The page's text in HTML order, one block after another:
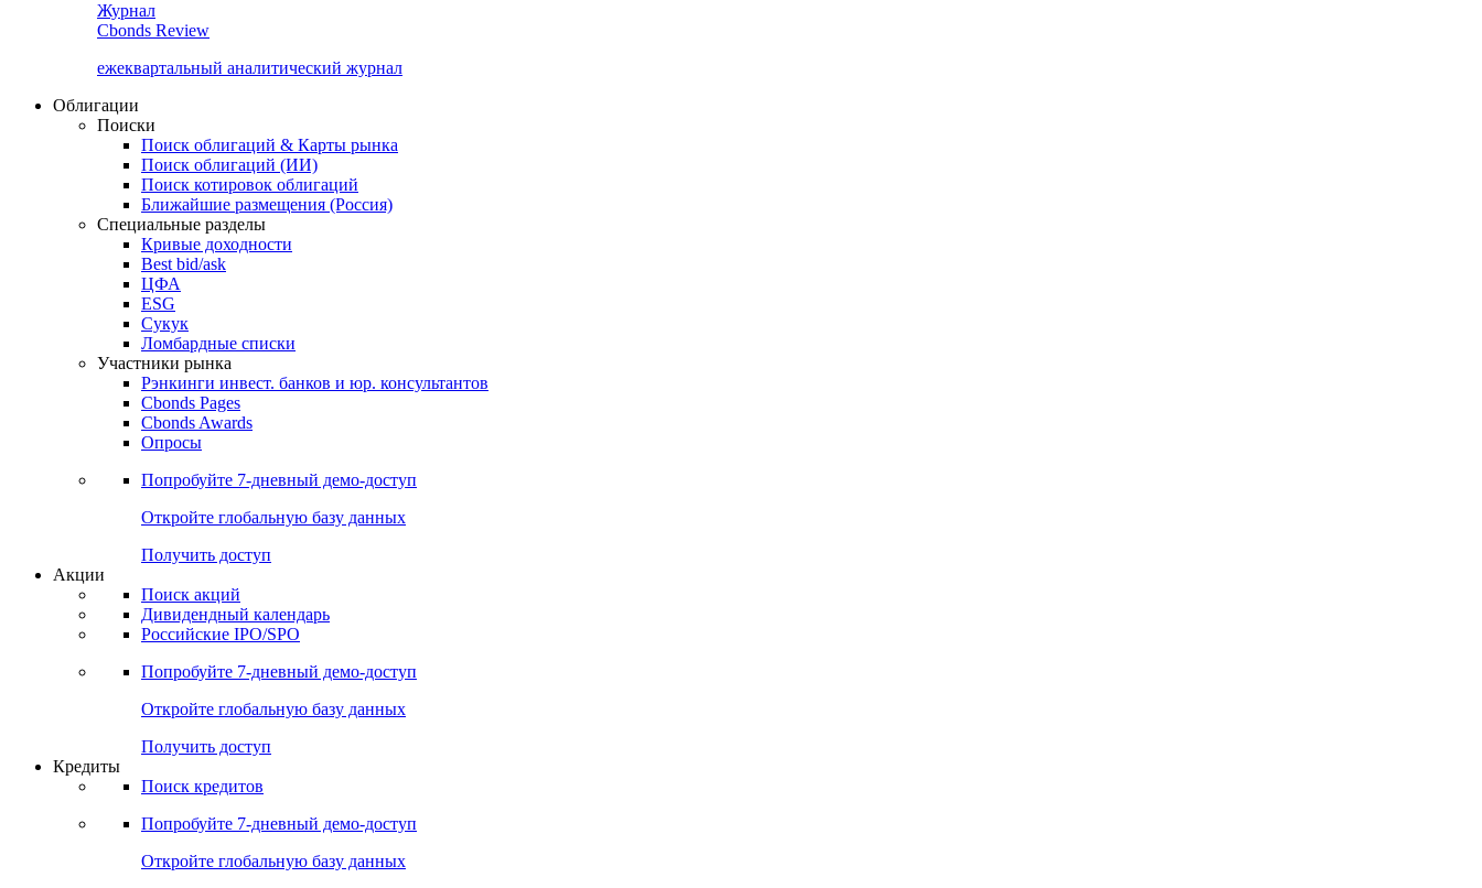
Журнал
Cbonds Review
ежеквартальный аналитический журнал
Облигации
Поиски
Поиск облигаций & Карты рынка
Поиск облигаций (ИИ)
Поиск котировок облигаций
Ближайшие размещения (Россия)
Специальные разделы
Кривые доходности
Best bid/ask
ЦФА
ESG
Сукук
Ломбардные списки
Участники рынка
Рэнкинги инвест. банков и юр. консультантов
Cbonds Pages
Cbonds Awards
Опросы
Попробуйте 7-дневный демо-доступ
Откройте глобальную базу данных
Получить доступ
Акции
Поиск акций
Дивидендный календарь
Российские IPO/SPO
Попробуйте 7-дневный демо-доступ
Откройте глобальную базу данных
Получить доступ
Кредиты
Поиск кредитов
Попробуйте 7-дневный демо-доступ
Откройте глобальную базу данных